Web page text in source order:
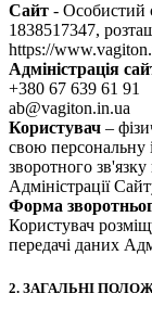
Сайт -
1838517347,
https://
Адміністрація
+380 67 639 61 91
ab@vagiton.in.ua
Користувач –
свою
зворотного
Адміністрації
Форма
Користувач
передачі даних
2. ЗАГАЛЬНІ